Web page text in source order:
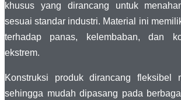
khusus yang dirancang untuk
sesuai standar industri. Material ini
terhadap panas, kelembaban, dan
ekstrem.
Konstruksi produk dirancang fleksibel
sehingga mudah dipasang pada